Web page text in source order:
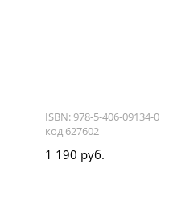
ISBN: 978-5-406-09134-0
код 627602
1 190 руб.